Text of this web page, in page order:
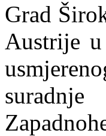
Grad
Austrije